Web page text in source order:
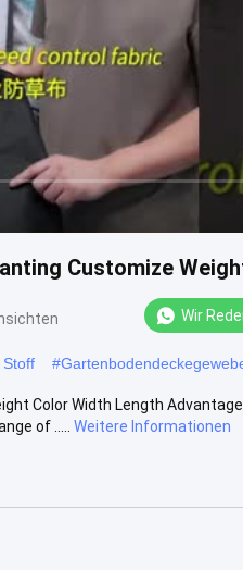
Customize
Wir
#
Color Width Length
of .....
Weitere Informationen